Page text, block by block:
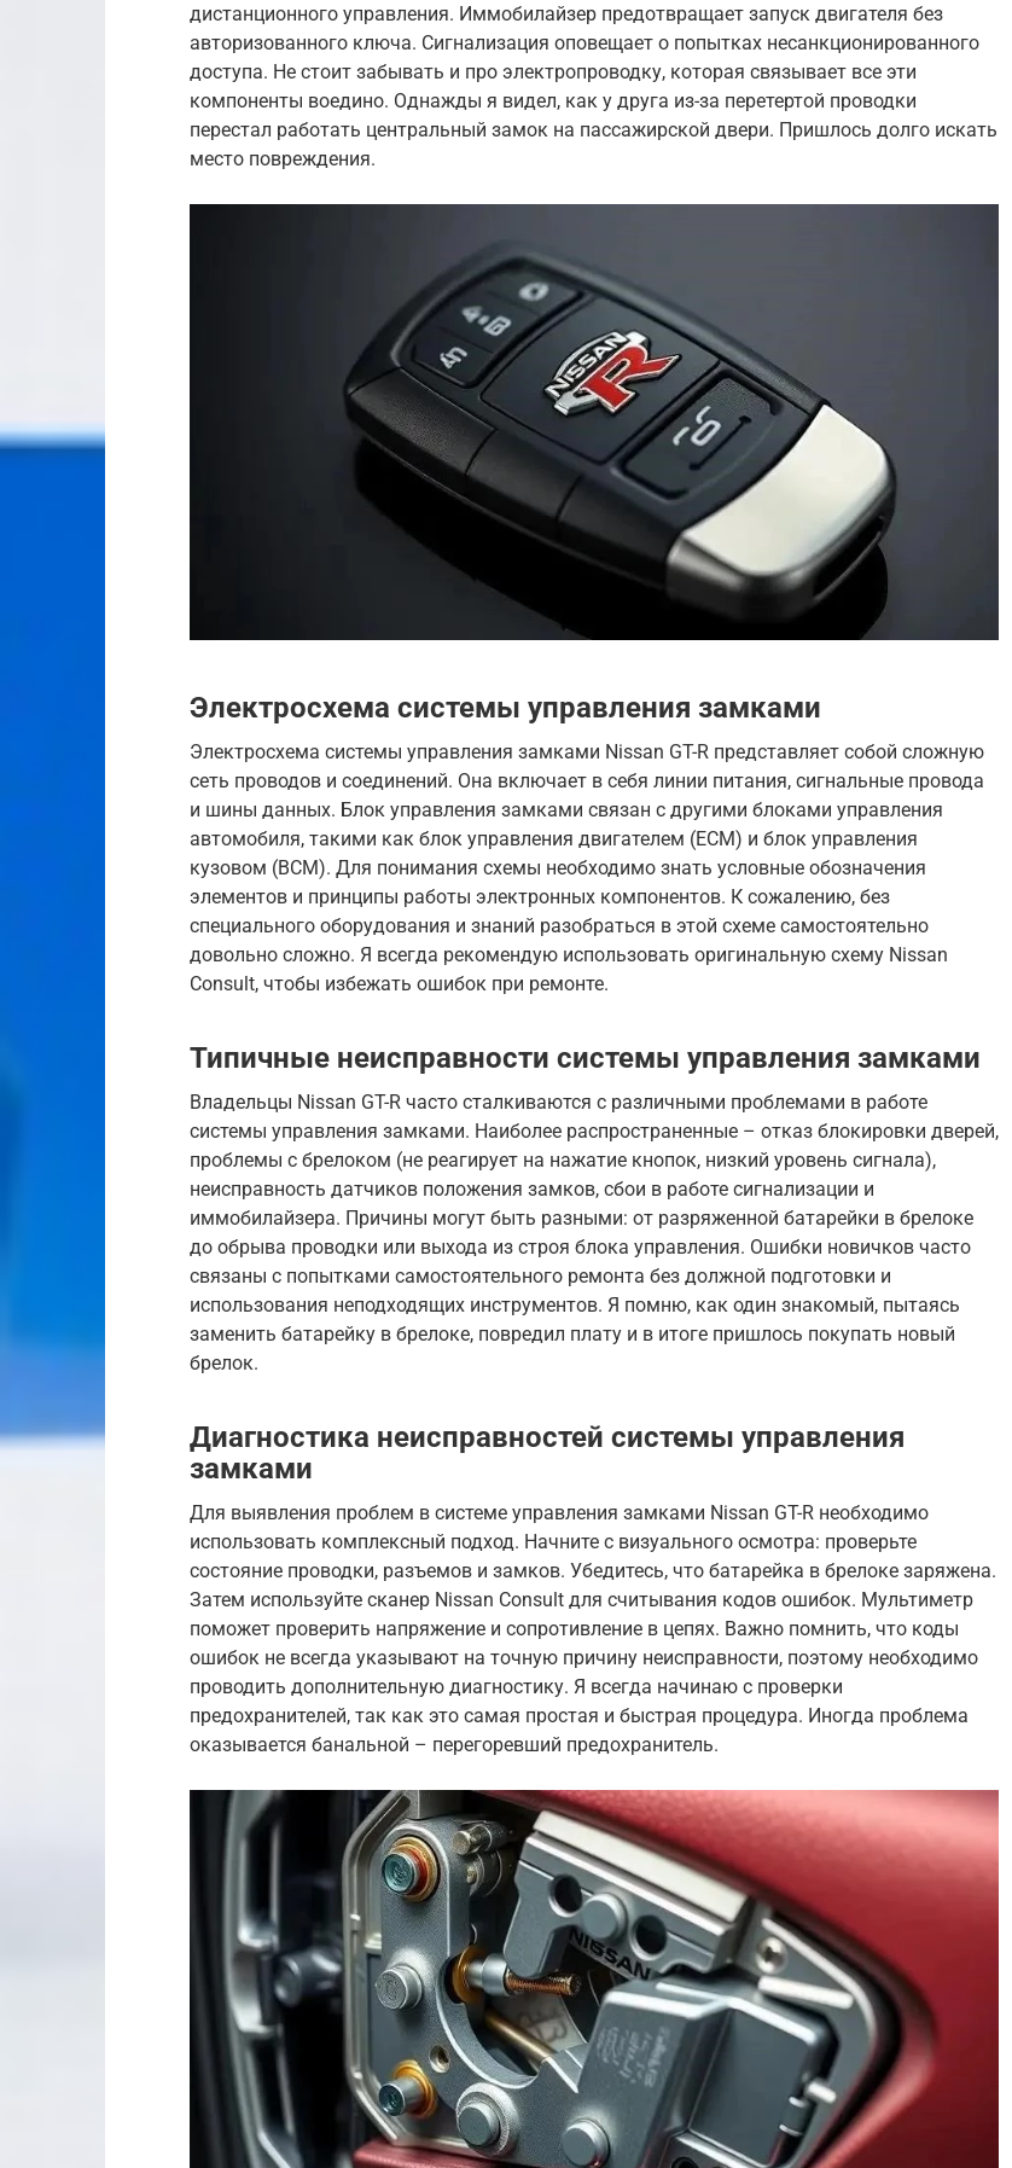
дистанционного управления. Иммобилайзер предотвращает запуск двигателя без
авторизованного ключа. Сигнализация оповещает о попытках несанкционированного
доступа. Не стоит забывать и про электропроводку, которая связывает все эти
компоненты воедино. Однажды я видел, как у друга из-за перетертой проводки
перестал работать центральный замок на пассажирской двери. Пришлось долго искать
место повреждения.
Электросхема системы управления замками
Электросхема системы управления замками Nissan GT-R представляет собой сложную
сеть проводов и соединений. Она включает в себя линии питания, сигнальные провода
и шины данных. Блок управления замками связан с другими блоками управления
автомобиля, такими как блок управления двигателем (ECM) и блок управления
кузовом (BCM). Для понимания схемы необходимо знать условные обозначения
элементов и принципы работы электронных компонентов. К сожалению, без
специального оборудования и знаний разобраться в этой схеме самостоятельно
довольно сложно. Я всегда рекомендую использовать оригинальную схему Nissan
Consult, чтобы избежать ошибок при ремонте.
Типичные неисправности системы управления замками
Владельцы Nissan GT-R часто сталкиваются с различными проблемами в работе
системы управления замками. Наиболее распространенные – отказ блокировки дверей,
проблемы с брелоком (не реагирует на нажатие кнопок, низкий уровень сигнала),
неисправность датчиков положения замков, сбои в работе сигнализации и
иммобилайзера. Причины могут быть разными: от разряженной батарейки в брелоке
до обрыва проводки или выхода из строя блока управления. Ошибки новичков часто
связаны с попытками самостоятельного ремонта без должной подготовки и
использования неподходящих инструментов. Я помню, как один знакомый, пытаясь
заменить батарейку в брелоке, повредил плату и в итоге пришлось покупать новый
брелок.
Диагностика неисправностей системы управления
замками
Для выявления проблем в системе управления замками Nissan GT-R необходимо
использовать комплексный подход. Начните с визуального осмотра: проверьте
состояние проводки, разъемов и замков. Убедитесь, что батарейка в брелоке заряжена.
Затем используйте сканер Nissan Consult для считывания кодов ошибок. Мультиметр
поможет проверить напряжение и сопротивление в цепях. Важно помнить, что коды
ошибок не всегда указывают на точную причину неисправности, поэтому необходимо
проводить дополнительную диагностику. Я всегда начинаю с проверки
предохранителей, так как это самая простая и быстрая процедура. Иногда проблема
оказывается банальной – перегоревший предохранитель.